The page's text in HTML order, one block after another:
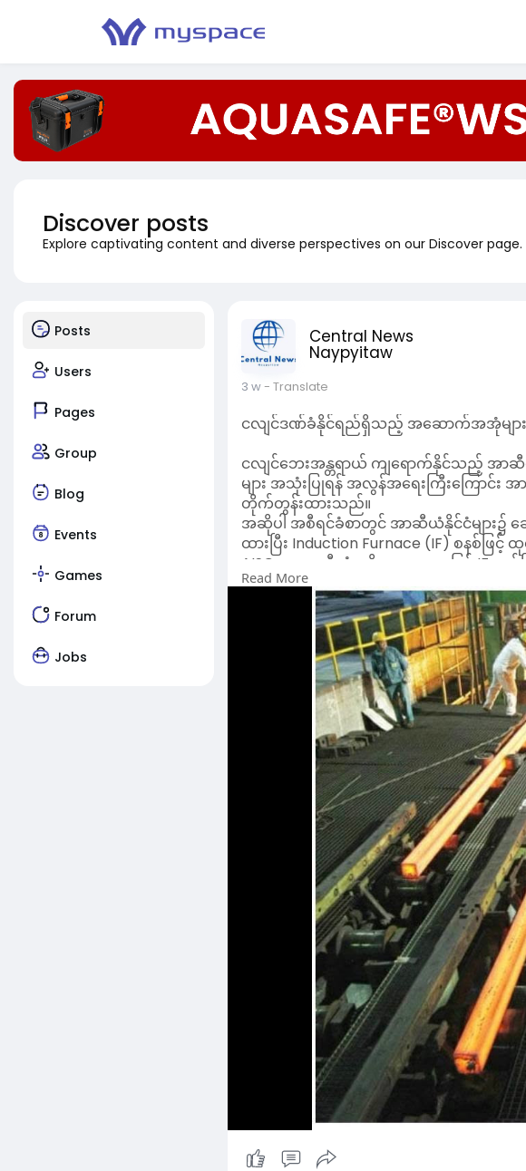
Discover posts
Explore captivating content and diverse perspectives on our Discover
Posts
Users
Pages
Group
Blog
Events
Games
Forum
Jobs
Central News
Naypyitaw
3 w- Translate
ငလျင်ဒဏ်ခံနိုင်ရည်ရှိသည့် အဆောက်အအုံမျာ
ငလျင်ဘေးအန္တရာယ် ကျရောက်နိုင်သည့်
များ အသုံးပြုရန် အလွန်အရေးကြီးကြောင်း
တိုက်တွန်းထားသည်။
အဆိုပါ အစီရင်ခံစာတွင် အာဆီယံနိုင်ငံများ၌
ထားပြီး Induction Furnace (IF) စန
AISC က အာဆီယံအစိုးရများအနေဖြင့် IF
သံမဏိများကို အန္တရာယ်နည်းပါးသည့် လုပ်င
အသုံးပြုမည်ဆိုပါက အရည်အသွေးစစ်ဆေးမှု
ထို့ပြင် ခေတ်မီသံမဏိထုတ်လုပ်ရေး နည်းပညာမ
အကြံပြုထားသည်။
အစီရင်ခံစာအရ လိုအပ်သည့် စီမံဆောင်ရွက်မှုမ
အိုးအိမ် လုံခြုံရေးကို ခြိမ်းခြောက်လာနိုင်ကြ
IF စနစ်ဖြင့် ထုတ်လုပ်သည့် သံမဏိများသည်
အရ အညစ်အကြေးပါဝင်မှုနှုန်း မြင့်မားန
စေနိုင်ကြောင်းလည်း ဖော်ပြထားသည်။
အစီရင်ခံစာတွင် တရုတ်နိုင်ငံသည် ၂၀၁၇ ခုနှစ်မှ
အဆောက်အအုံ၏ အဓိကဖွဲ့စည်းပုံများ၌ အသုံးပ
ပညာများသို့ အဆင့်ဆင့် ကူးပြောင်းနေပြီ
ထို့အပြင် ထိုင်းနိုင်ငံနှင့် မလေးရှားနိုင်ငံတို့တွ
တင်းကျပ်စွာ ဆောင်ရွက်လျက်ရှိကြောင်း
Read More